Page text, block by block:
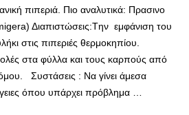
πιπεριά. Πιο αναλυτικά: Πρασινο
Διαπιστώσεις:Tην εμφάνιση του
στις πιπεριές θερμοκηπίου.
στα φύλλα και τους καρπούς από
Συστάσεις : Να γίνει άμεσα
όπου υπάρχει πρόβλημα …